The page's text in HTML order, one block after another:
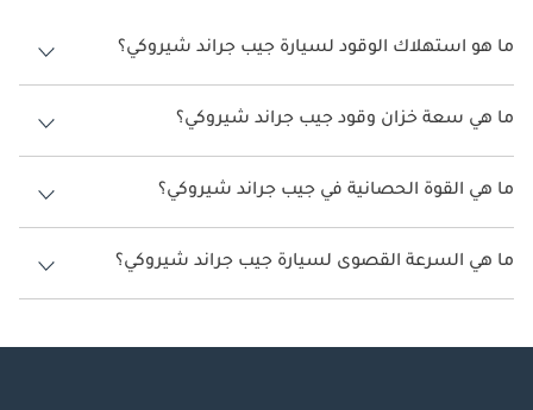
ما هو استهلاك الوقود لسيارة جيب جراند شيروكي؟
يتراوح استهلاك الوقود لسيارة جيب جراند شيروكي بين 7 كم/ليتر - 8 كم/ليتر.
ما هي سعة خزان وقود جيب جراند شيروكي؟
سعة خزان وقود جيب جراند شيروكي 87 ليتر.
ما هي القوة الحصانية في جيب جراند شيروكي؟
تنتج جيب جراند شيروكي قوة 293 حصان.
ما هي السرعة القصوى لسيارة جيب جراند شيروكي؟
السرعة القصوى لسيارة جيب جراند شيروكي هي 220 كم/الساعة.